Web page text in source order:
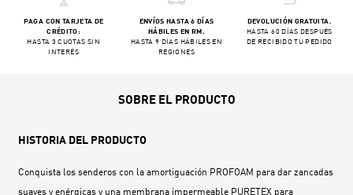
PAGA CON TARJETA DE
CRÉDITO:
HASTA 3 CUOTAS SIN
INTERÉS
ENVÍOS HASTA 6 DÍAS
HÁBILES EN RM.
HASTA 9 DÍAS HÁBILES EN
REGIONES
DEVOLUCIÓN GRATUITA.
HASTA 60 DÍAS DESPUÉS
DE RECIBIDO TU PEDIDO
SOBRE EL PRODUCTO
HISTORIA DEL PRODUCTO
Conquista los senderos con la amortiguación PROFOAM para dar zancadas
suaves y enérgicas y una membrana impermeable PURETEX para